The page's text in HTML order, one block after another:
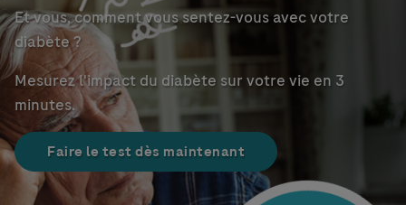
Et vous, comment vous sentez-vous avec votre
diabète ?
Mesurez l'impact du diabète sur votre vie en 3
minutes.
Faire le test dès maintenant